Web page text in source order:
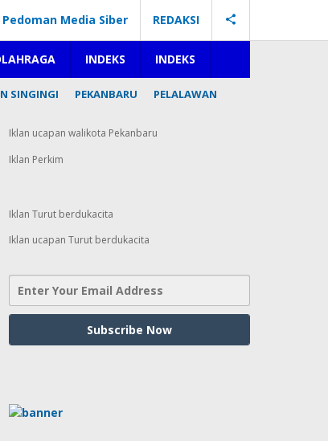
Pedoman Media Siber REDAKSI
INDEKS INDEKS
SINGINGI PEKANBARU
PELALAWAN
Iklan ucapan walikota Pekanbaru
Iklan Perkim
Iklan Turut berdukacita
Iklan ucapan Turut berdukacita